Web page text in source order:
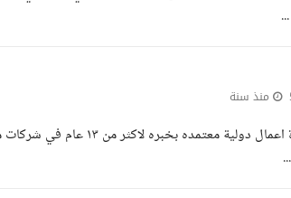
منذ سنة
بعد التحية معكم نيفين النادي